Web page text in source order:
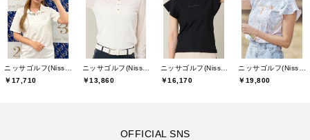
￥17,710
￥13,860
ニッサゴルフ(Nissa Golf)
￥16,170
￥19,800
OFFICIAL SNS